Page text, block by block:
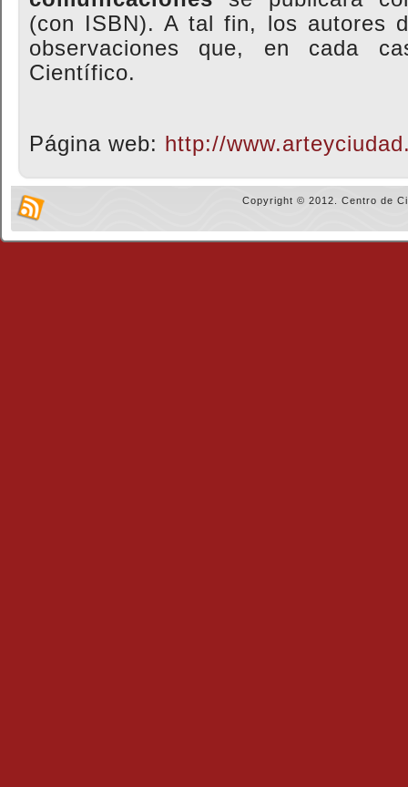
(con ISBN). A tal fin, los autores
observaciones que, en cada
Científico.
Página web: http://
Copyright © 2012. Centro de